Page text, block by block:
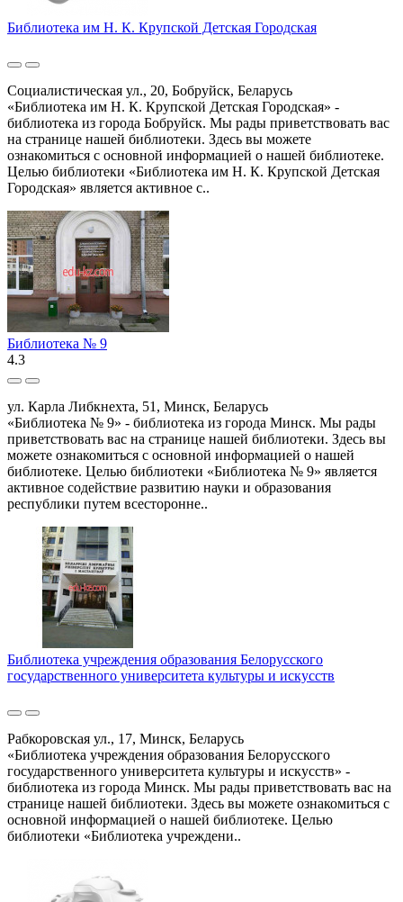
Библиотека им Н. К. Крупской Детская Городская
Социалистическая ул., 20, Бобруйск, Беларусь
«Библиотека им Н. К. Крупской Детская Городская» -
библиотека из города Бобруйск. Мы рады приветствовать вас
на странице нашей библиотеки. Здесь вы можете
ознакомиться с основной информацией о нашей библиотеке.
Целью библиотеки «Библиотека им Н. К. Крупской Детская
Городская» является активное с..
Библиотека № 9
4.3
ул. Карла Либкнехта, 51, Минск, Беларусь
«Библиотека № 9» - библиотека из города Минск. Мы рады
приветствовать вас на странице нашей библиотеки. Здесь вы
можете ознакомиться с основной информацией о нашей
библиотеке. Целью библиотеки «Библиотека № 9» является
активное содействие развитию науки и образования
республики путем всесторонне..
Библиотека учреждения образования Белорусского
государственного университета культуры и искусств
Рабкоровская ул., 17, Минск, Беларусь
«Библиотека учреждения образования Белорусского
государственного университета культуры и искусств» -
библиотека из города Минск. Мы рады приветствовать вас на
странице нашей библиотеки. Здесь вы можете ознакомиться с
основной информацией о нашей библиотеке. Целью
библиотеки «Библиотека учреждени..